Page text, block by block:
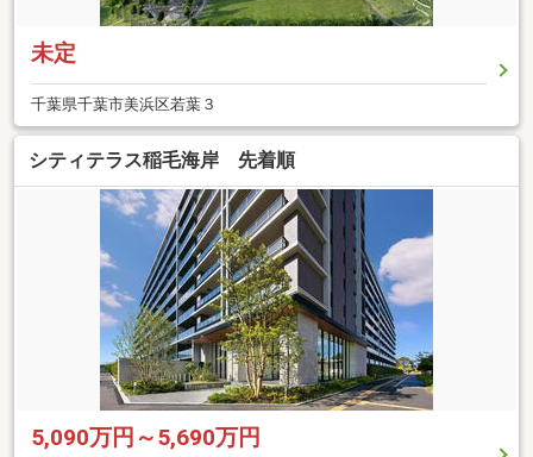
未定
千葉県千葉市美浜区若葉３
シティテラス稲毛海岸 先着順
5,090万円～5,690万円